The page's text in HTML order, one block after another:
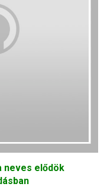
neves elődök